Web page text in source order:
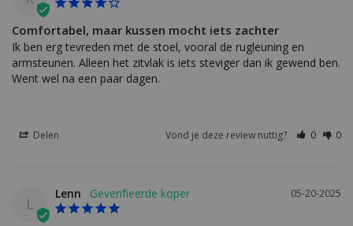
Comfortabel, maar kussen mocht iets zachter
Ik ben erg tevreden met de stoel, vooral de rugleuning en
armsteunen. Alleen het zitvlak is iets steviger dan ik gewend ben.
Went wel na een paar dagen.
Delen Vond je deze review nuttig? 0 0
L
05-20-2025
Lenn